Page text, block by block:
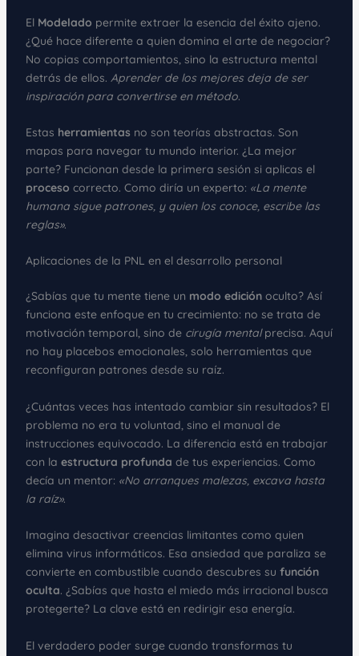
El Modelado permite extraer la esencia del éxito ajeno.
¿Qué hace diferente a quien domina el arte de negociar?
No copias comportamientos, sino la estructura mental
detrás de ellos. Aprender de los mejores deja de ser
inspiración para convertirse en método.
Estas herramientas no son teorías abstractas. Son
mapas para navegar tu mundo interior. ¿La mejor
parte? Funcionan desde la primera sesión si aplicas el
proceso correcto. Como diría un experto: «La mente
humana sigue patrones, y quien los conoce, escribe las
reglas».
Aplicaciones de la PNL en el desarrollo personal
¿Sabías que tu mente tiene un modo ediciónoculto? Así
funciona este enfoque en tu crecimiento: no se trata de
motivación temporal, sino de cirugía mentalprecisa. Aquí
no hay placebos emocionales, solo herramientas que
reconfiguran patrones desde su raíz.
¿Cuántas veces has intentado cambiar sin resultados? El
problema no era tu voluntad, sino el manual de
instrucciones equivocado. La diferencia está en trabajar
con la estructura profunda de tus experiencias. Como
decía un mentor: «No arranques malezas, excava hasta
la raíz».
Imagina desactivar creencias limitantes como quien
elimina virus informáticos. Esa ansiedad que paraliza se
convierte en combustible cuando descubres su función
oculta. ¿Sabías que hasta el miedo más irracional busca
protegerte? La clave está en redirigir esa energía.
El verdadero poder surge cuando transformas tu